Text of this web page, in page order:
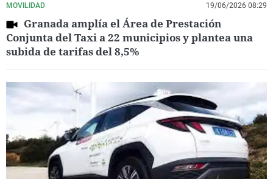
MOVILIDAD 19/06/2026 08:29
Granada amplía el Área de Prestación
Conjunta del Taxi a 22 municipios y plantea una
subida de tarifas del 8,5%